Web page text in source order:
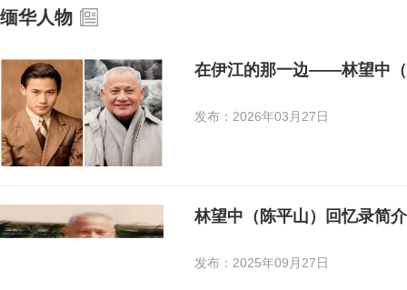
缅华人物
在伊江的那一边——林望中
发布：2026年03月27日
林望中（陈平山）回忆录简介
发布：2025年09月27日